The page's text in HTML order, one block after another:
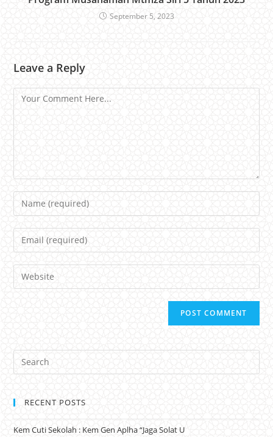
September 5, 2023
Leave a Reply
Comment
Name
Email
Website
RECENT POSTS
Kem Cuti Sekolah : Kem Gen Aplha “Jaga Solat U